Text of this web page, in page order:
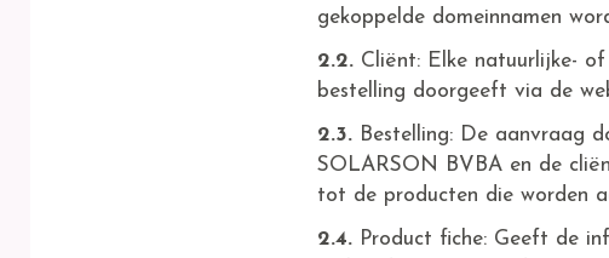
gekoppelde domeinnamen
2.2. Cliënt: Elke natuurlijke-
bestelling doorgeeft via de
2.3. Bestelling: De aanvraag
SOLARSON BVBA en de
tot de producten die worden
2.4. Product fiche: Geeft de